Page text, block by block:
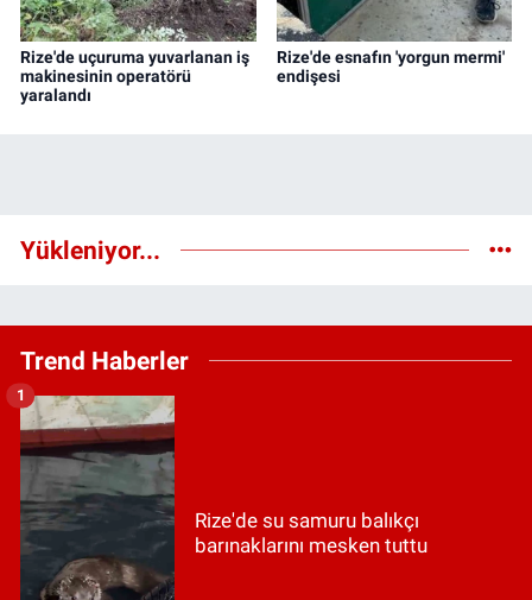
Rize'de uçuruma yuvarlanan iş
makinesinin operatörü
yaralandı
Rize'de esnafın 'yorgun mermi'
endişesi
Yükleniyor...
Trend Haberler
Rize'de su samuru balıkçı
barınaklarını mesken tuttu
1